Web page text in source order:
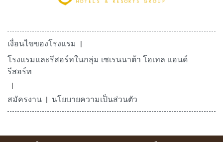
เงื่อนไขของโรงแรม
โรงแรมและรีสอร์ทในกลุ่ม เซเรนนาต้า โฮเทล เเอนด์
รีสอร์ท
สมัครงาน นโยบายความเป็นส่วนตัว